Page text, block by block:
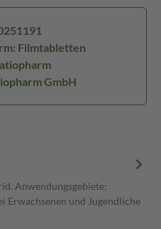
Filmtabletten
GmbH
Anwendungsgebiete:
Erwachsenen und Jugendliche